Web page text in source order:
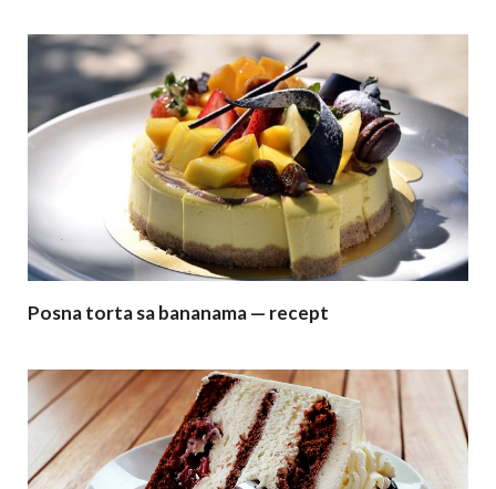
Posna torta sa bananama — recept